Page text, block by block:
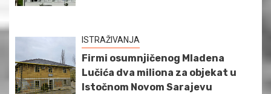
ISTRAŽIVANJA
Firmi osumnjičenog Mladena
Lučića dva miliona za objekat u
Istočnom Novom Sarajevu